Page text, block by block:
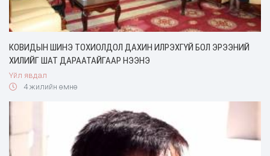
КОВИДЫН ШИНЭ ТОХИОЛДОЛ ДАХИН ИЛРЭХГҮЙ БОЛ ЭРЭЭНИЙ
ХИЛИЙГ ШАТ ДАРААТАЙГААР НЭЭНЭ
Үйл явдал
4 жилийн өмнө